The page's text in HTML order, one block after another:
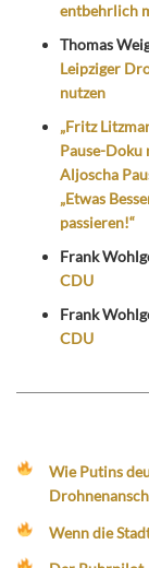
entbehrlich
Thomas
Leipziger
nutzen
„Fritz
Pause-Doku
Aljoscha
„Etwas
passieren!“
Frank
CDU
Frank
CDU
Wie Putins
Wenn die